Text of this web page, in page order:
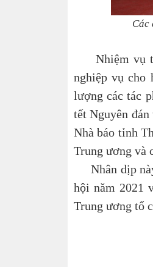
Các
Nhiệm vụ
nghiệp vụ cho
lượng các tác
tết Nguyên
Nhà báo tỉnh
Trung ương và
Nhân dịp
hội năm 2021
Trung ương tổ